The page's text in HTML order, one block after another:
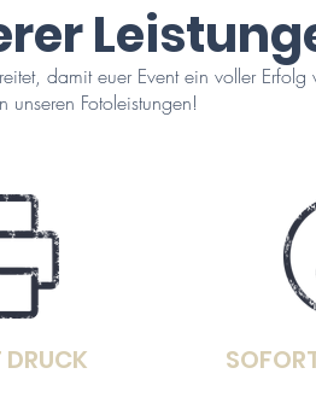
damit euer Event ein voller Erfolg
unseren Fotoleistungen!